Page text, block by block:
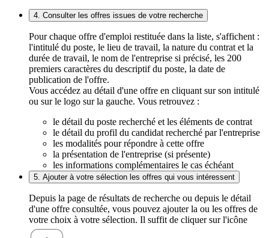
4. Consulter les offres issues de votre recherche
Pour chaque offre d'emploi restituée dans la liste, s'affichent :
l'intitulé du poste, le lieu de travail, la nature du contrat et la
durée de travail, le nom de l'entreprise si précisé, les 200
premiers caractères du descriptif du poste, la date de
publication de l'offre.
Vous accédez au détail d'une offre en cliquant sur son intitulé
ou sur le logo sur la gauche. Vous retrouvez :
le détail du poste recherché et les éléments de contrat
le détail du profil du candidat recherché par l'entreprise
les modalités pour répondre à cette offre
la présentation de l'entreprise (si présente)
les informations complémentaires le cas échéant
5. Ajouter à votre sélection les offres qui vous intéressent
Depuis la page de résultats de recherche ou depuis le détail
d'une offre consultée, vous pouvez ajouter la ou les offres de
votre choix à votre sélection. Il suffit de cliquer sur l'icône